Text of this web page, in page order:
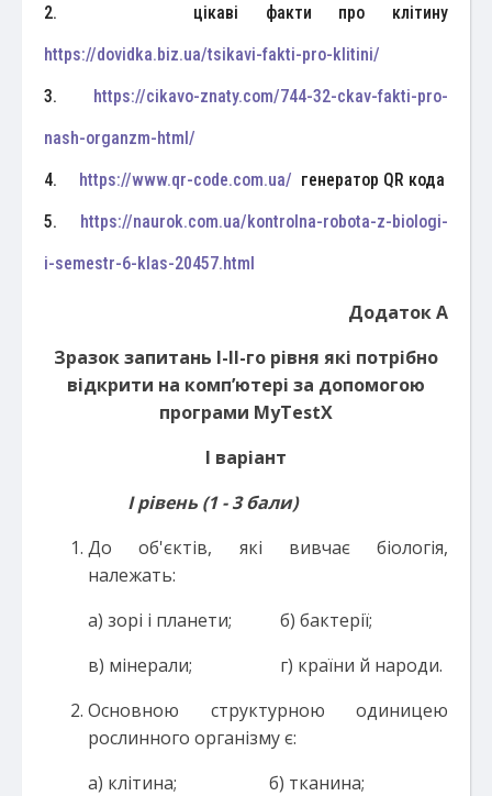
2. цікаві факти про клітину
https://dovidka.biz.ua/tsikavi-fakti-pro-klitini/
3. https://cikavo-znaty.com/744-32-ckav-fakti-pro-
nash-organzm-html/
4. https://www.qr-code.com.ua/ генератор QR кода
5. https://naurok.com.ua/kontrolna-robota-z-biologi-
i-semestr-6-klas-20457.html
Додаток А
Зразок запитань І-ІІ-го рівня які потрібно
відкрити на комп’ютері за допомогою
програми MyTestX
І варіант
І рівень (1 - 3 бали)
До об'єктів, які вивчає біологія,
належать:
а) зорі і планети; б) бактерії;
в) мінерали; г) країни й народи.
Основною структурною одиницею
рослинного організму є:
а) клітина; б) тканина;